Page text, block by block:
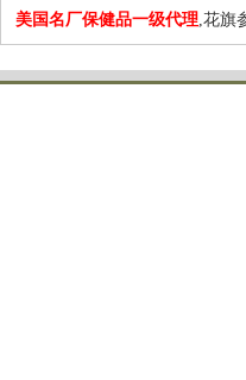
美国名厂保健品一级代理,花旗